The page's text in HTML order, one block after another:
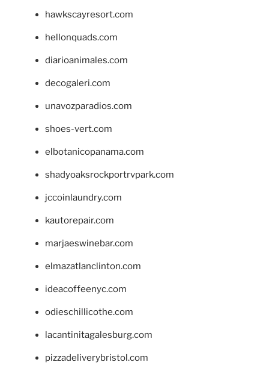
hawkscayresort.com
hellonquads.com
diarioanimales.com
decogaleri.com
unavozparadios.com
shoes-vert.com
elbotanicopanama.com
shadyoaksrockportrvpark.com
jccoinlaundry.com
kautorepair.com
marjaeswinebar.com
elmazatlanclinton.com
ideacoffeenyc.com
odieschillicothe.com
lacantinitagalesburg.com
pizzadeliverybristol.com